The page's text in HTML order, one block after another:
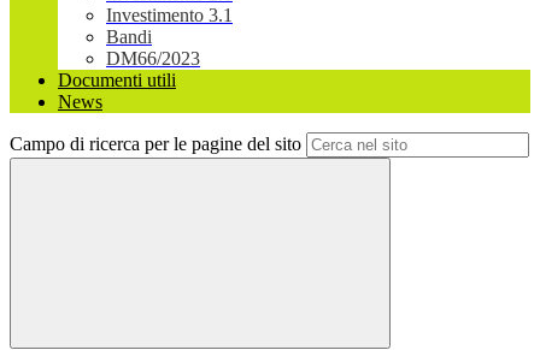
Investimento 3.1
Bandi
DM66/2023
Documenti utili
News
Campo di ricerca per le pagine del sito